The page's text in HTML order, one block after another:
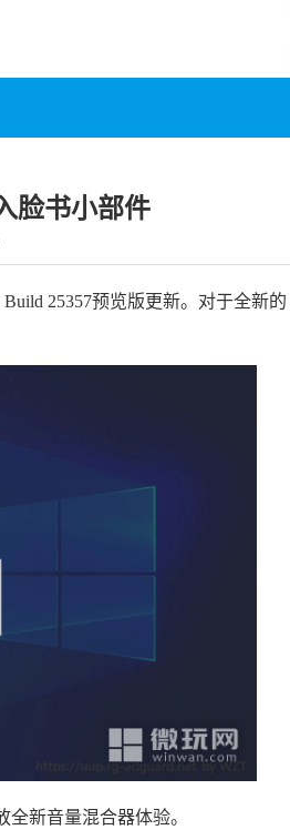
脸书小部件
25357预览版更新。对于全新的
全新音量混合器体验。